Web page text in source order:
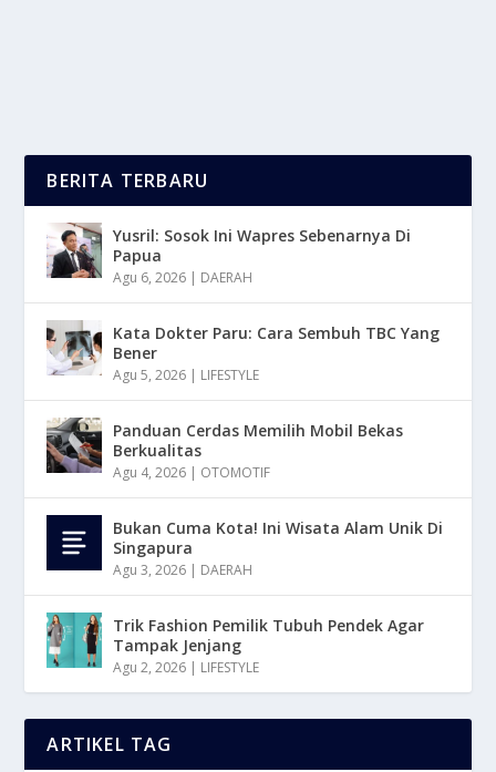
BERITA TERBARU
Yusril: Sosok Ini Wapres Sebenarnya Di
Papua
Agu 6, 2026 | DAERAH
Kata Dokter Paru: Cara Sembuh TBC Yang
Bener
Agu 5, 2026 | LIFESTYLE
Panduan Cerdas Memilih Mobil Bekas
Berkualitas
Agu 4, 2026 | OTOMOTIF
Bukan Cuma Kota! Ini Wisata Alam Unik Di
Singapura
Agu 3, 2026 | DAERAH
Trik Fashion Pemilik Tubuh Pendek Agar
Tampak Jenjang
Agu 2, 2026 | LIFESTYLE
ARTIKEL TAG